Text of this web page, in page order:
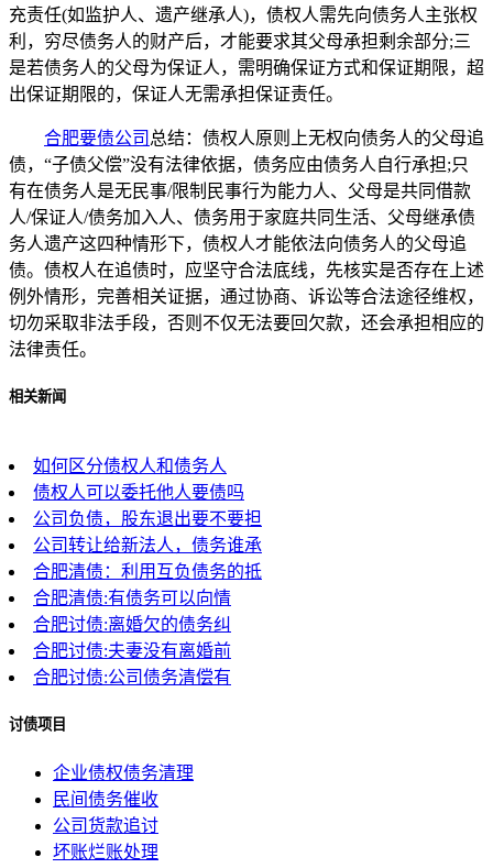
充责任(如监护人、遗产继承人)，债权人需先向债务人主张权
利，穷尽债务人的财产后，才能要求其父母承担剩余部分;三
是若债务人的父母为保证人，需明确保证方式和保证期限，超
出保证期限的，保证人无需承担保证责任。
合肥要债公司 总结：债权人原则上无权向债务人的父母追
债，“子债父偿”没有法律依据，债务应由债务人自行承担;只
有在债务人是无民事/限制民事行为能力人、父母是共同借款
人/保证人/债务加入人、债务用于家庭共同生活、父母继承债
务人遗产这四种情形下，债权人才能依法向债务人的父母追
债。债权人在追债时，应坚守合法底线，先核实是否存在上述
例外情形，完善相关证据，通过协商、诉讼等合法途径维权，
切勿采取非法手段，否则不仅无法要回欠款，还会承担相应的
法律责任。
相关新闻
如何区分债权人和债务人
债权人可以委托他人要债吗
公司负债，股东退出要不要担
公司转让给新法人，债务谁承
合肥清债：利用互负债务的抵
合肥清债:有债务可以向情
合肥讨债:离婚欠的债务纠
合肥讨债:夫妻没有离婚前
合肥讨债:公司债务清偿有
讨债项目
企业债权债务清理
民间债务催收
公司货款追讨
坏账烂账处理